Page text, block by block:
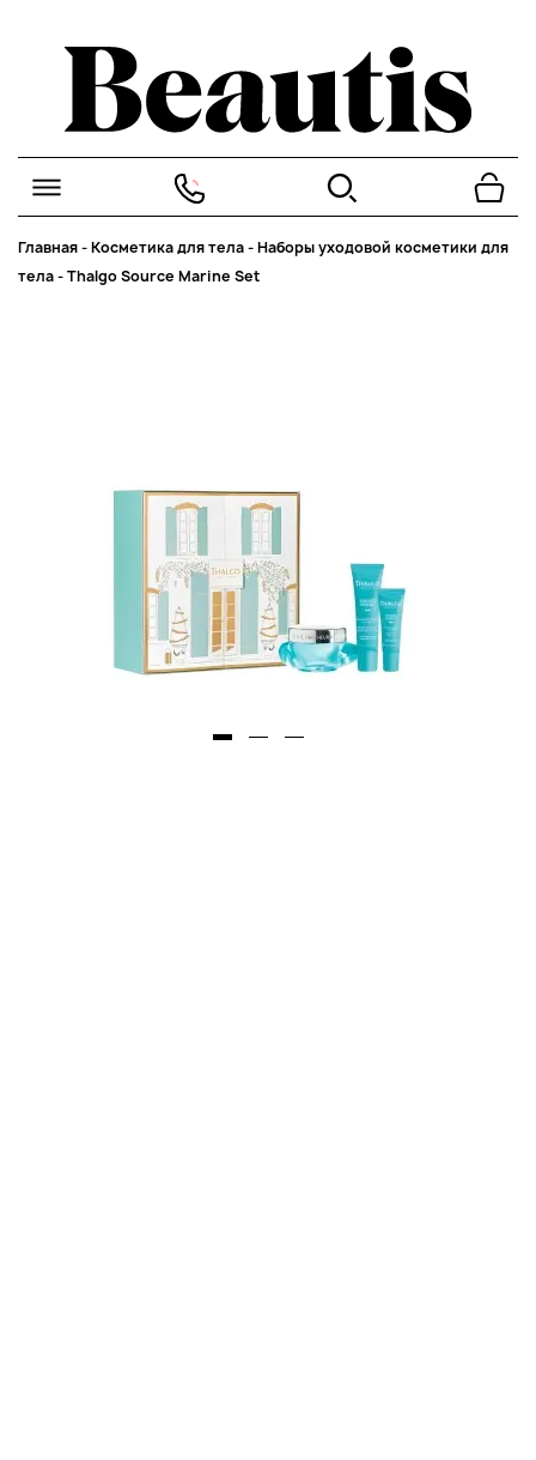
Главная-Косметика для тела-Наборы уходовой косметики для
тела-Thalgo Source Marine Set